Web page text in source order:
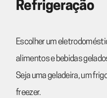
Refrigeração
Escolher um
alimentos e bebidas
Seja uma geladeira, um
freezer.